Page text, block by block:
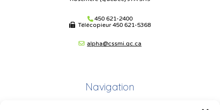
450 621-2400
Télécopieur450 621-5368
alpha@cssmi.qc.ca
Navigation